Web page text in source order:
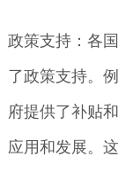
政策支持：各
了政策支持。
府提供了补贴
应用和发展。